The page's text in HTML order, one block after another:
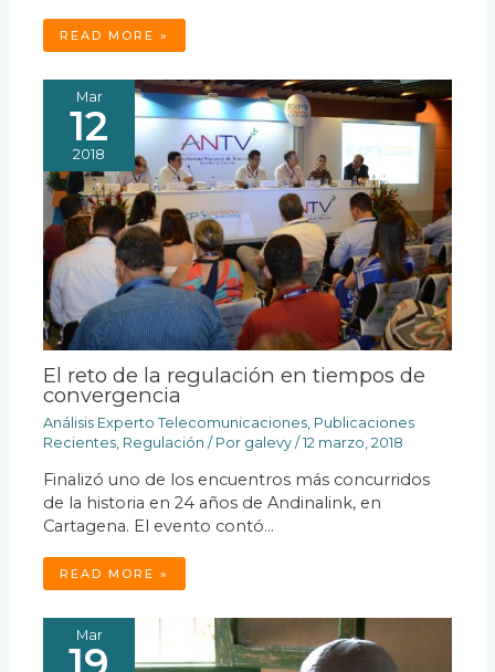
READ MORE »
Mar
12
2018
El reto de la regulación en tiempos de
convergencia
Análisis Experto Telecomunicaciones Publicaciones
Recientes Regulación / Por galevy/12 marzo, 2018
Finalizó uno de los encuentros más concurridos
de la historia en 24 años de Andinalink, en
Cartagena. El evento contó…
READ MORE »
Mar